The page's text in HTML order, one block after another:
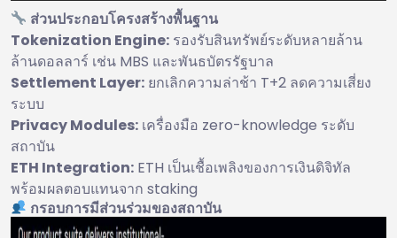
ส่วนประกอบโครงสร้างพื้นฐาน
Tokenization Engine: รองรับสินทรัพย์ระดับหลายล้าน
ล้านดอลลาร์ เช่น MBS และพันธบัตรรัฐบาล
Settlement Layer: ยกเลิกความล่าช้า T+2 ลดความเสี่ยง
ระบบ
Privacy Modules: เครื่องมือ zero-knowledge ระดับ
สถาบัน
ETH Integration: ETH เป็นเชื้อเพลิงของการเงินดิจิทัล
พร้อมผลตอบแทนจาก staking
กรอบการมีส่วนร่วมของสถาบัน